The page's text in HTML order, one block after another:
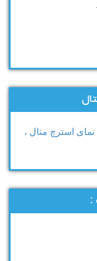
استرچ متال ،
: